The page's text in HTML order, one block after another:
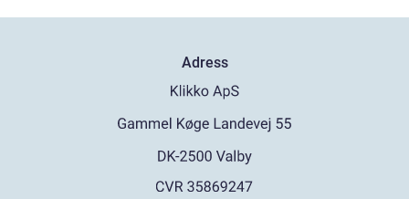
Adress